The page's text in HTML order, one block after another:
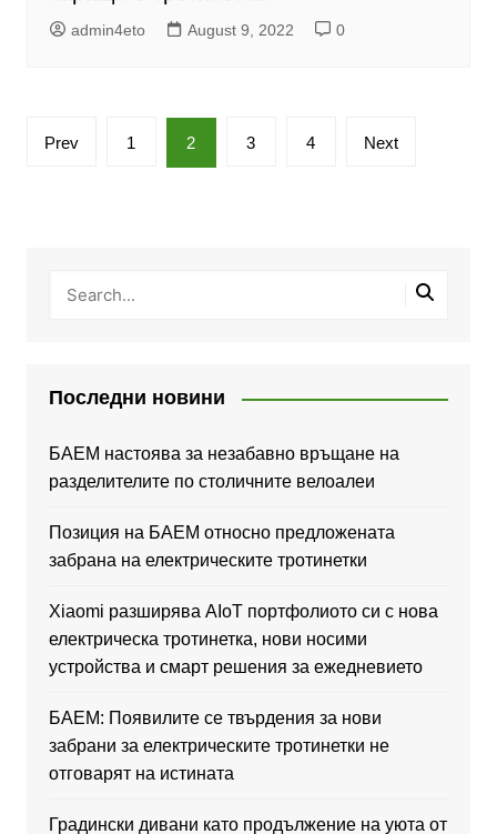
admin4eto August 9, 2022 0
Posts
Prev 1 2 3 4 Next
Последни новини
БАЕМ настоява за незабавно връщане на
разделителите по столичните велоалеи
Позиция на БАЕМ относно предложената
забрана на електрическите тротинетки
Xiaomi разширява AIoT портфолиото си с нова
електрическа тротинетка, нови носими
устройства и смарт решения за ежедневието
БАЕМ: Появилите се твърдения за нови
забрани за електрическите тротинетки не
отговарят на истината
Градински дивани като продължение на уюта от